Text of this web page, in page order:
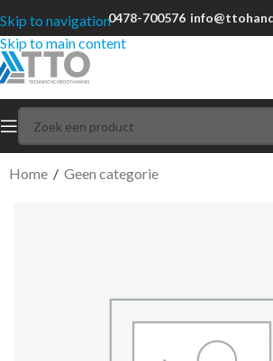
Skip to navigation
Skip to main content
0478-700576
Home / Geen categorie